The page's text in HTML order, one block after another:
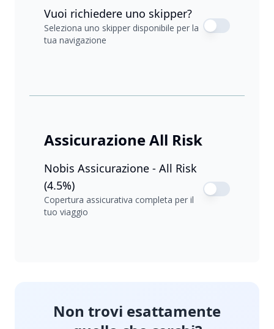
Vuoi richiedere uno skipper?
Seleziona uno skipper disponibile per la
tua navigazione
Assicurazione All Risk
Nobis Assicurazione - All Risk
(4.5%)
Copertura assicurativa completa per il
tuo viaggio
Non trovi esattamente